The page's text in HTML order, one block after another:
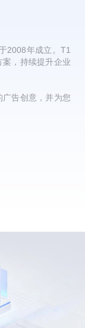
2008年成立。T1
，持续提升企业
告创意，并为您